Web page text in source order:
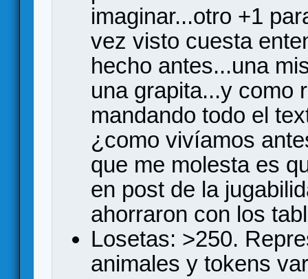
imaginar...otro +1
vez visto cuesta
hecho antes...una
una grapita...y como
mandando todo el
¿como vivíamos
que me molesta es
en post de la
ahorraron con los
Losetas: >250.
animales y tokens